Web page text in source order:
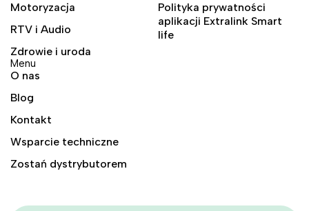
Motoryzacja
RTV i Audio
Zdrowie i uroda
Polityka prywatności
aplikacji Extralink Smart
life
Menu
O nas
Blog
Kontakt
Wsparcie techniczne
Zostań dystrybutorem